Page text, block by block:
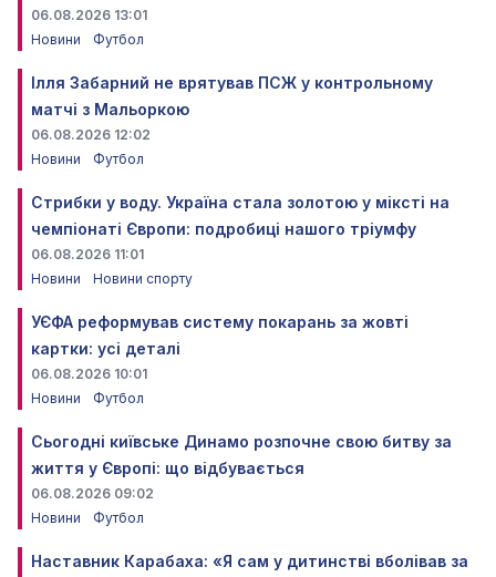
06.08.2026 13:01
Новини
Футбол
Ілля Забарний не врятував ПСЖ у контрольному
матчі з Мальоркою
06.08.2026 12:02
Новини
Футбол
Стрибки у воду. Україна стала золотою у міксті на
чемпіонаті Європи: подробиці нашого тріумфу
06.08.2026 11:01
Новини
Новини спорту
УЄФА реформував систему покарань за жовті
картки: усі деталі
06.08.2026 10:01
Новини
Футбол
Сьогодні київське Динамо розпочне свою битву за
життя у Європі: що відбувається
06.08.2026 09:02
Новини
Футбол
Наставник Карабаха: «Я сам у дитинстві вболівав за